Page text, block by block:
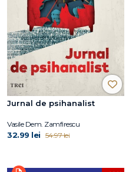
Jurnal de psihanalist
Vasile Dem. Zamfirescu
32.99 lei 54.97 lei